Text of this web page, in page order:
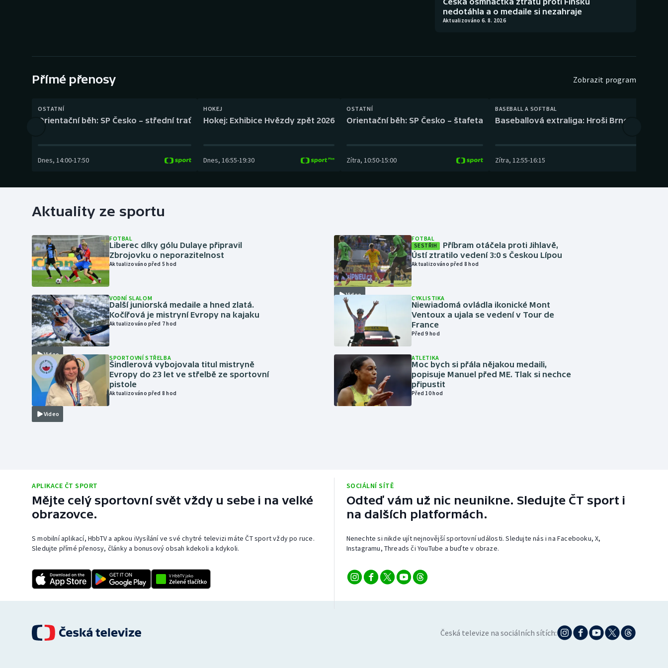
Gymnastika Plážový volejbal
nedotáhla a o medaile si nezahraje
Aktualizováno 6. 8. 2026
Přímé přenosy Zobrazit program
OSTATNÍ
Orientační běh: SP Česko – střední trať
Dnes, 14:00-17:50
HOKEJ
Hokej: Exhibice Hvězdy zpět 2026
Dnes, 16:55-19:30
OSTATNÍ
Orientační běh: SP Česko – štafeta
Zítra, 10:50-15:00
BASEBALL A SOFTBAL
Baseballová extraliga: Hroši Brno – Eagles
Zítra, 12:55-16:15
Aktuality ze sportu
FOTBAL
Liberec díky gólu Dulaye připravil
Zbrojovku o neporazitelnost
Aktualizováno před 5 hod
Video
VODNÍ SLALOM
Další juniorská medaile a hned zlatá.
Kočířová je mistryní Evropy na kajaku
Aktualizováno před 7 hod
Video
SPORTOVNÍ STŘELBA
Šindlerová vybojovala titul mistryně
Evropy do 23 let ve střelbě ze sportovní
pistole
Aktualizováno před 8 hod
Video
FOTBAL
SESTŘIH
Příbram otáčela proti Jihlavě,
Ústí ztratilo vedení 3:0 s Českou Lípou
Aktualizováno před 8 hod
CYKLISTIKA
Niewiadomá ovládla ikonické Mont
Ventoux a ujala se vedení v Tour de
France
Před 9 hod
ATLETIKA
Moc bych si přála nějakou medaili,
popisuje Manuel před ME. Tlak si nechce
připustit
Před 10 hod
APLIKACE ČT SPORT
Mějte celý sportovní svět vždy u sebe i na velké
obrazovce.
S mobilní aplikací, HbbTV a apkou iVysílání ve své chytré televizi máte ČT sport vždy po ruce.
Sledujte přímé přenosy, články a bonusový obsah kdekoli a kdykoli.
SOCIÁLNÍ SÍTĚ
Odteď vám už nic neunikne. Sledujte ČT sport i
na dalších platformách.
Nenechte si nikde ujít nejnovější sportovní události. Sledujte nás i na Facebooku, X,
Instagramu, Threads či YouTube a buďte v obraze.
Česká televize na sociálních sítích: